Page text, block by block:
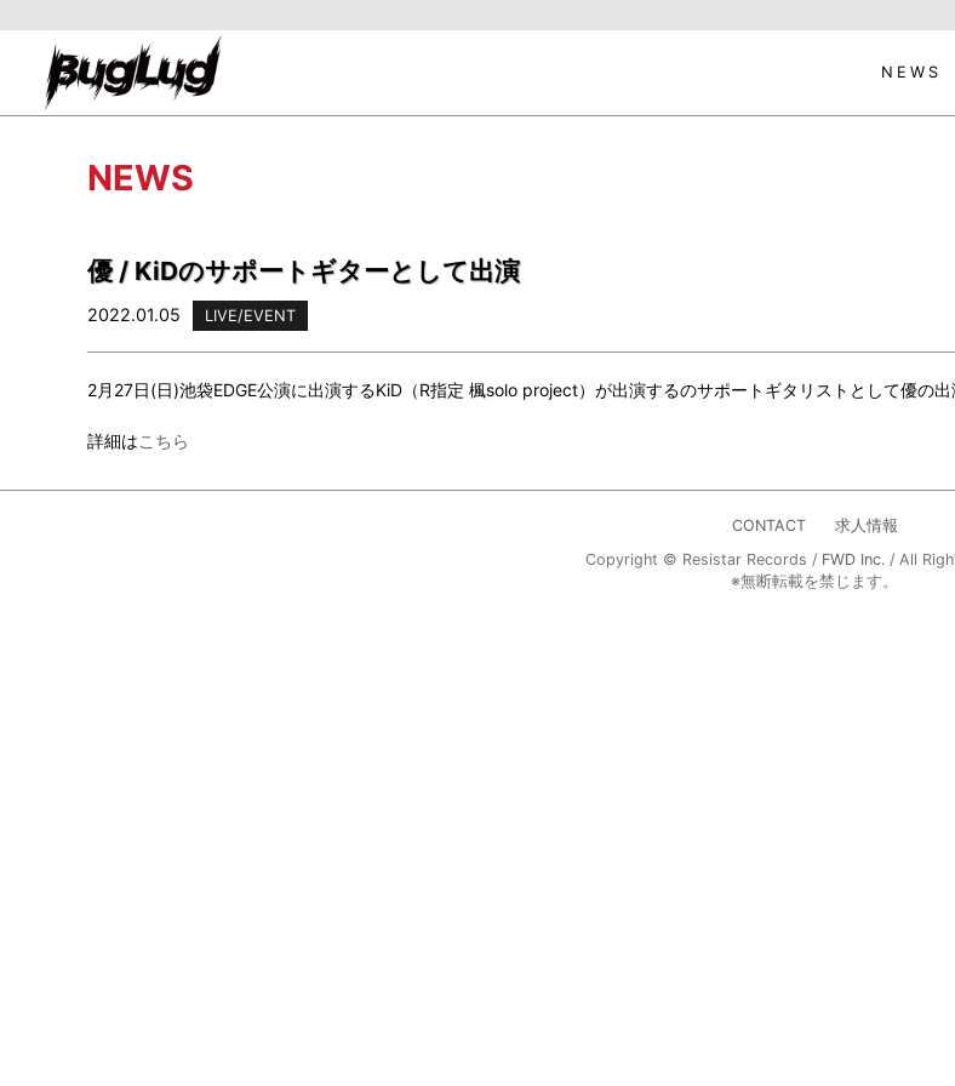
NEWS
NEWS
優 / KiDのサポートギターとして出演
2022.01.05 LIVE/EVENT
2月27日(日)池袋EDGE公演に出演するKiD（R指定 楓solo project）が出演するのサポートギタリストとして優の出
詳細はこちら
CONTACT
求人情報
Copyright © Resistar Records / FWD Inc./ All
※無断転載を禁じます。